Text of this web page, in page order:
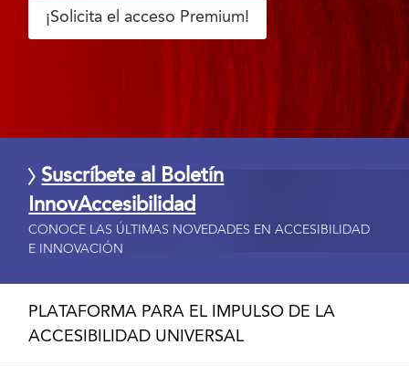
¡Solicita el acceso Premium!
Suscríbete al Boletín
InnovAccesibilidad
CONOCE LAS ÚLTIMAS NOVEDADES EN ACCESIBILIDAD
E INNOVACIÓN
PLATAFORMA PARA EL IMPULSO DE LA
ACCESIBILIDAD UNIVERSAL